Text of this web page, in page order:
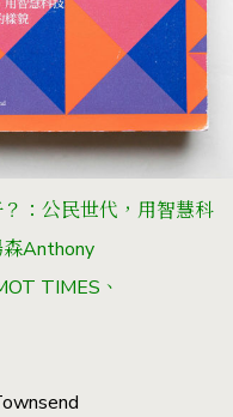
：公民世代，用智慧科
Anthony
TIMES、